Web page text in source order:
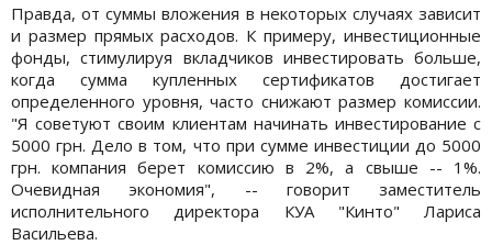
Правда, от суммы вложения в некоторых случаях зависит
и размер прямых расходов. К примеру, инвестиционные
фонды, стимулируя вкладчиков инвестировать больше,
когда сумма купленных сертификатов достигает
определенного уровня, часто снижают размер комиссии.
"Я советуют своим клиентам начинать инвестирование с
5000 грн. Дело в том, что при сумме инвестиции до 5000
грн. компания берет комиссию в 2%, а свыше -- 1%.
Очевидная экономия", -- говорит заместитель
исполнительного директора КУА "Кинто" Лариса
Васильева.